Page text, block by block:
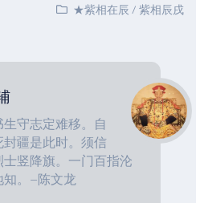
★紫相在辰/紫相辰戌
守志定难移。自
疆是此时。须信
竖降旗。一门百指沦
知。–陈文龙